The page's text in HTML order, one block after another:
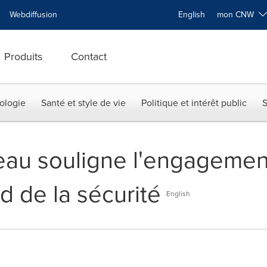
Webdiffusion English mon CNW
Produits Contact
Santé et style de vie Politique et intérêt public
souligne
de la sécurité
English